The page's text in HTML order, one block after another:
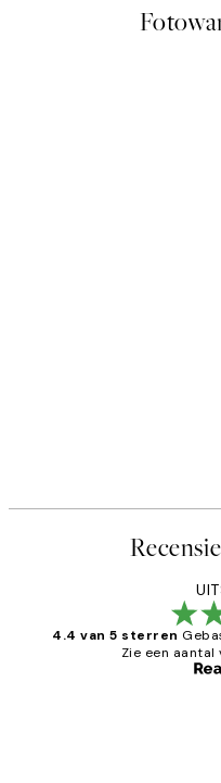
4.4 van 5 sterren
Zie een aantal